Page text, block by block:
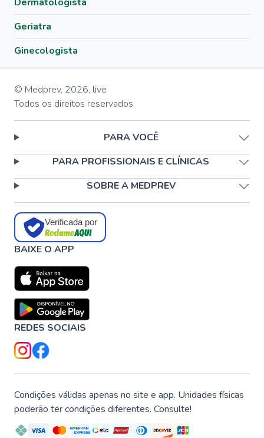
Geriatra
Ginecologista
© Medprev, 2026, live
Todos os direitos reservados
PARA VOCÊ
PARA PROFISSIONAIS E CLÍNICAS
SOBRE A MEDPREV
Verificada por
BAIXE O APP
REDES SOCIAIS
Condições válidas apenas no site e app. Unidades físicas
poderão ter condições diferentes. Consulte!